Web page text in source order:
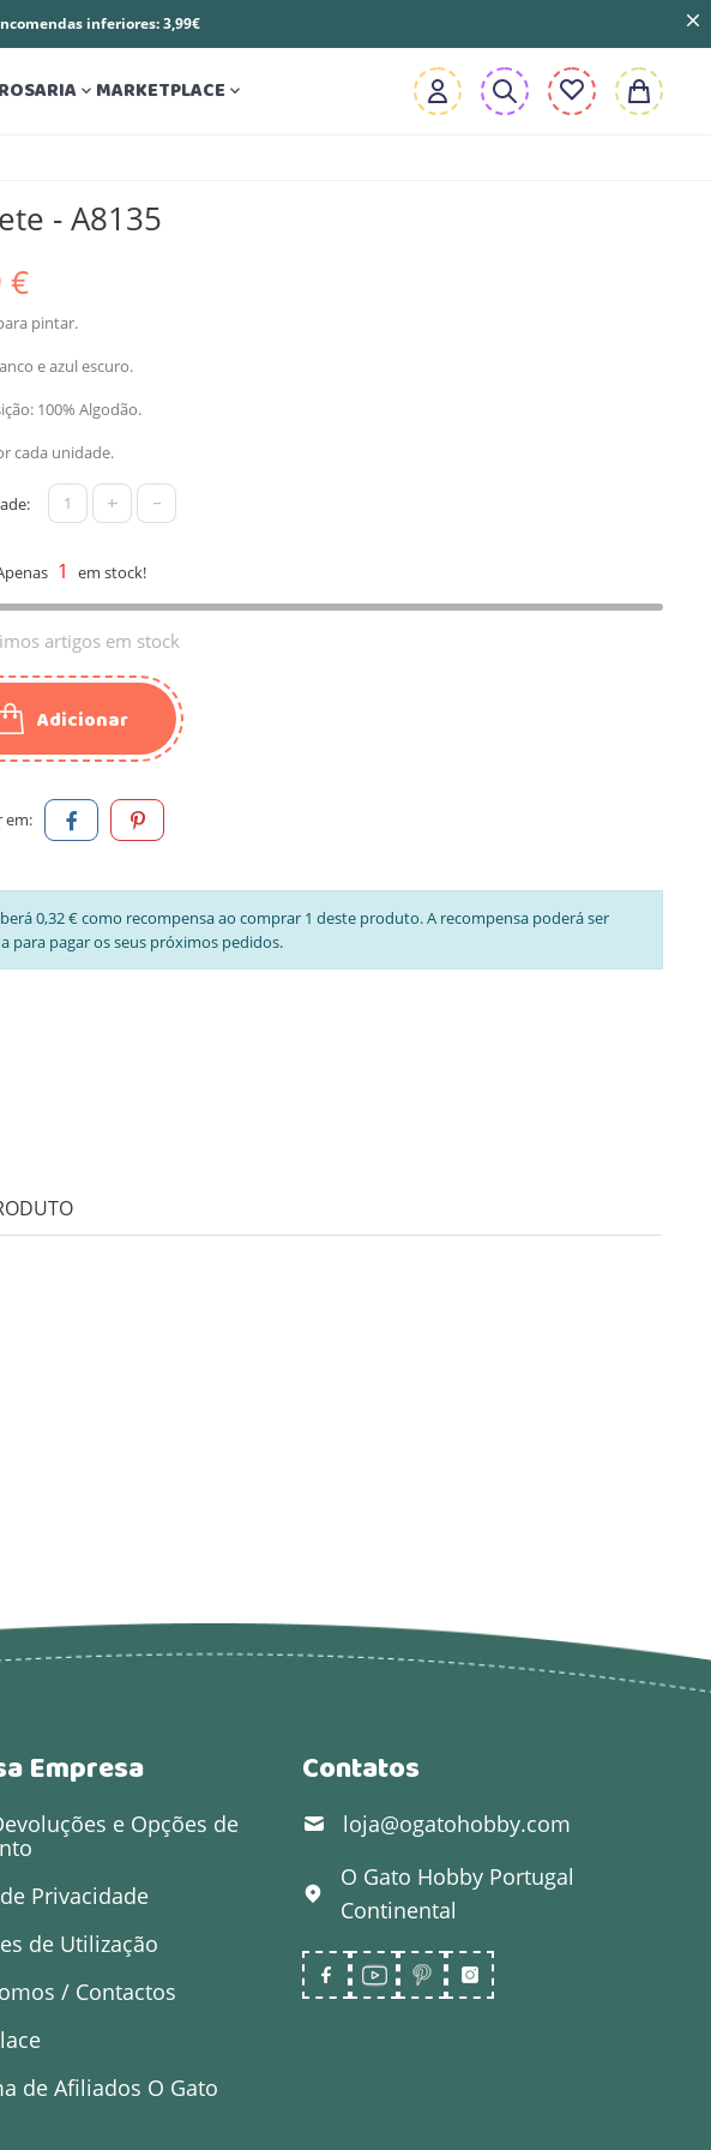
inferiores: 3,99€
 MARKETPLACE 
- A8135
€
pintar.
e azul escuro.
100% Algodão.
cada unidade.
+ -
1 em stock!
artigos em stock
Adicionar
em:
0,32 € como recompensa ao comprar 1 deste produto. A recompensa poderá ser
para pagar os seus próximos pedidos.
Empresa
e Opções de
Privacidade
de Utilização
/ Contactos
de Afiliados O Gato
Contatos
loja@ogatohobby.com
O Gato Hobby Portugal
Continental